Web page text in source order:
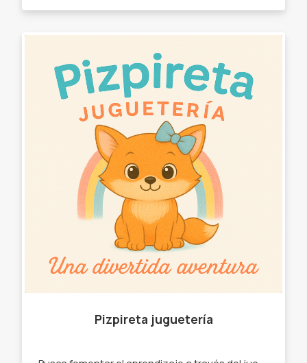
Pizpireta juguetería